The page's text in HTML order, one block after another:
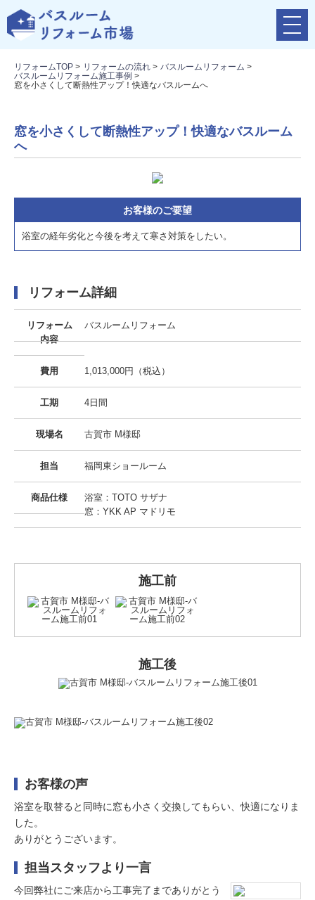
メ
ニ
リフォームTOP > リフォームの流れ > バスルームリフォーム >
バスルームリフォーム施工事例 >
窓を小さくして断熱性アップ！快適なバスルームへ
窓を小さくして断熱性アップ！快適なバスルーム
へ
お客様のご要望
浴室の経年劣化と今後を考えて寒さ対策をしたい。
リフォーム詳細
リフォーム
内容
バスルームリフォーム
費用 1,013,000円（税込）
工期 4日間
現場名 古賀市 M様邸
担当 福岡東ショールーム
商品仕様
浴室：TOTO サザナ
窓：YKK AP マドリモ
施工前
施工後
お客様の声
浴室を取替ると同時に窓も小さく交換してもらい、快適になりま
した。
ありがとうございます。
担当スタッフより一言
今回弊社にご来店から工事完了までありがとう